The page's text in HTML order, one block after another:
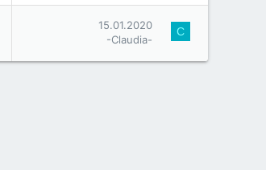
15.01.2020
-Claudia-
C